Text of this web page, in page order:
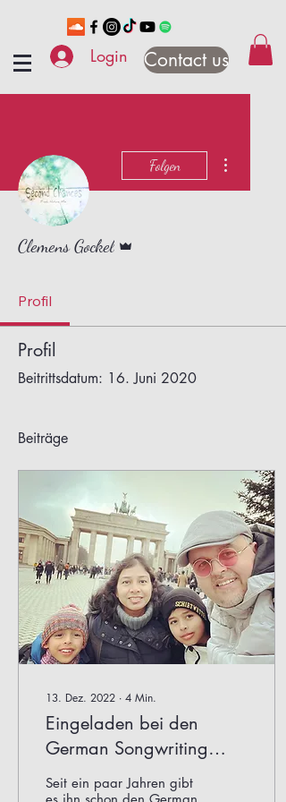
Login Contact us
Folgen
Clemens Gockel
Profil
Profil
Beitrittsdatum: 16. Juni 2020
Beiträge
13. Dez. 2022 ∙ 4 Min.
Eingeladen bei den
German Songwriting
Awards 2022
Seit ein paar Jahren gibt